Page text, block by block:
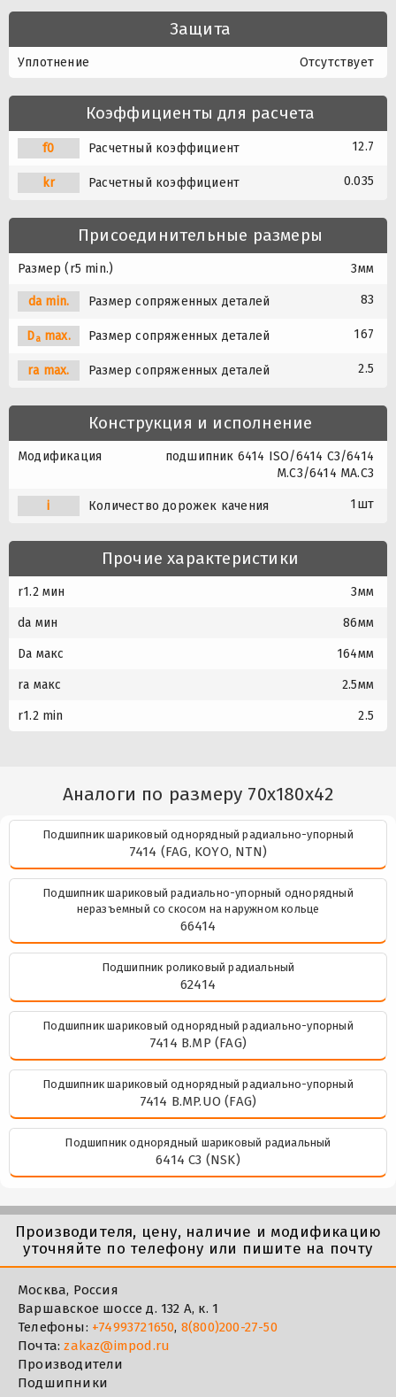
Защита
Уплотнение Отсутствует
Коэффициенты для расчета
f0 Расчетный коэффициент 12.7
kr Расчетный коэффициент 0.035
Присоединительные размеры
Размер (r5 min.) 3мм
da min. Размер сопряженных деталей 83
Damax. Размер сопряженных деталей 167
ra max. Размер сопряженных деталей 2.5
Конструкция и исполнение
Модификация
подшипник 6414 ISO/6414 C3/6414
M.C3/6414 MA.C3
i Количество дорожек качения 1шт
Прочие характеристики
r1.2 мин 3мм
da мин 86мм
Da макс 164мм
ra макс 2.5мм
r1.2 min 2.5
Аналоги по размеру 70x180x42
Подшипник шариковый однорядный радиально-упорный
7414 (FAG, KOYO, NTN)
Подшипник шариковый радиально-упорный однорядный
неразъемный со скосом на наружном кольце
66414
Подшипник роликовый радиальный
62414
Подшипник шариковый однорядный радиально-упорный
7414 B.MP (FAG)
Подшипник шариковый однорядный радиально-упорный
7414 B.MP.UO (FAG)
Подшипник однорядный шариковый радиальный
6414 C3 (NSK)
Производителя, цену, наличие и модификацию
уточняйте по телефону или пишите на почту
Москва, Россия
Варшавское шоссе д. 132 А, к. 1
Телефоны: +74993721650, 8(800)200-27-50
Почта:zakaz@impod.ru
Производители
Подшипники